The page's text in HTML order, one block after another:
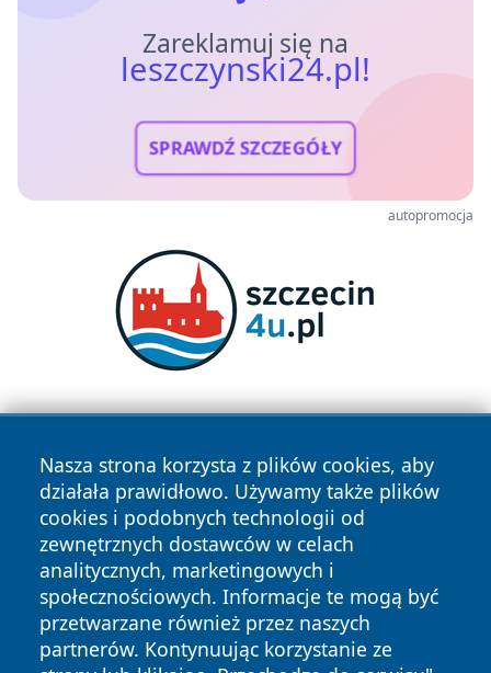
Zareklamuj się na
leszczynski24.pl!
SPRAWDŹ SZCZEGÓŁY
autopromocja
Nasza strona korzysta z plików cookies, aby
działała prawidłowo. Używamy także plików
cookies i podobnych technologii od
zewnętrznych dostawców w celach
analitycznych, marketingowych i
społecznościowych. Informacje te mogą być
przetwarzane również przez naszych
partnerów. Kontynuując korzystanie ze
Copyright © 2026 leszczynski24.pl Wszystkie prawa
zastrzeżone.
News Autorzy
Polityka
Polityka